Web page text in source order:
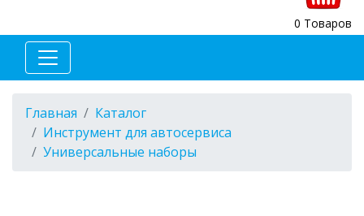
0 Товаров
Главная
Каталог
Инструмент для автосервиса
Универсальные наборы